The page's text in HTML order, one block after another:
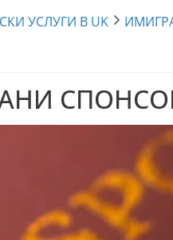
УСЛУГИ В UK